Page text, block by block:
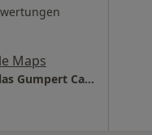
Maps
LUMEDIS - Ihre Orthopäden Dr. Nicolas Gumpert Carmen Heinz Dr. Franziska Zwecker u.w.